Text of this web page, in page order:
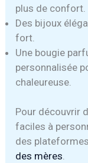
plus de confort.
Des bijoux
fort.
Une bougie
personnalisée
chaleureuse.
Pour découvrir
faciles à
des
des mères.